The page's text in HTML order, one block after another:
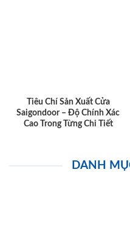
Tiêu Chí Sản Xuất Cửa
Saigondoor – Độ Chính Xác
Cao Trong Từng Chi Tiết
DANH